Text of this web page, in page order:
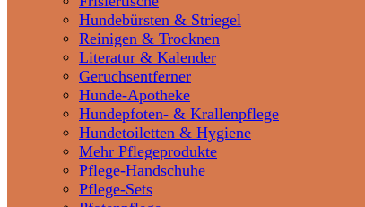
Hundebürsten & Striegel
Reinigen & Trocknen
Literatur & Kalender
Geruchsentferner
Hunde-Apotheke
Hundepfoten- & Krallenpflege
Hundetoiletten & Hygiene
Mehr Pflegeprodukte
Pflege-Handschuhe
Pflege-Sets